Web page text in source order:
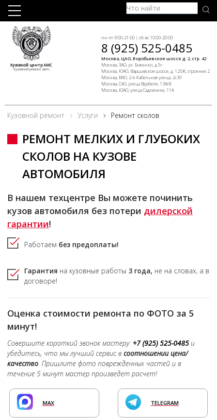
Кузовной центр АМС
Кузовной ремонт авто
пн-пт 9:00-21:00 | сб-вс 10:00-20:00
8 (925) 525-0485
Москва, ЦАО, Воробьевское шоссе д. 2, стр. 42
Москва, ЗАО, ул. Боженко, д.5г
Москва, ЮАО, Варшавское шоссе, д. 125Ж, строение 2
Москва, ВАО, 2-я Кабельная улица, 2с30
Москва, САО, улица Врубеля, 13Ас8
Москва, ЮАО, улица Садовники, 11А
Кузовной ремонт Услуги Ремонт сколов
РЕМОНТ МЕЛКИХ И ГЛУБОКИХ
СКОЛОВ НА КУЗОВЕ
АВТОМОБИЛЯ
В нашем техцентре Вы можете починить
кузов автомобиля без потери дилерской
гарантии!
Работаем без предоплаты!
Гарантия на кузовные работы 3 года, не на словах, а в
договоре!
Оценка стоимости ремонта по ФОТО за 5
минут!
Совершите короткий звонок мастеру: +7 (925) 525-0485 и
убедитесь, что мы лучший сервис в соотношении цена/
качество. Пришлите фото поврежденных частей и в
течение 5 минут мастер произведет расчет!
MAX TELEGRAM